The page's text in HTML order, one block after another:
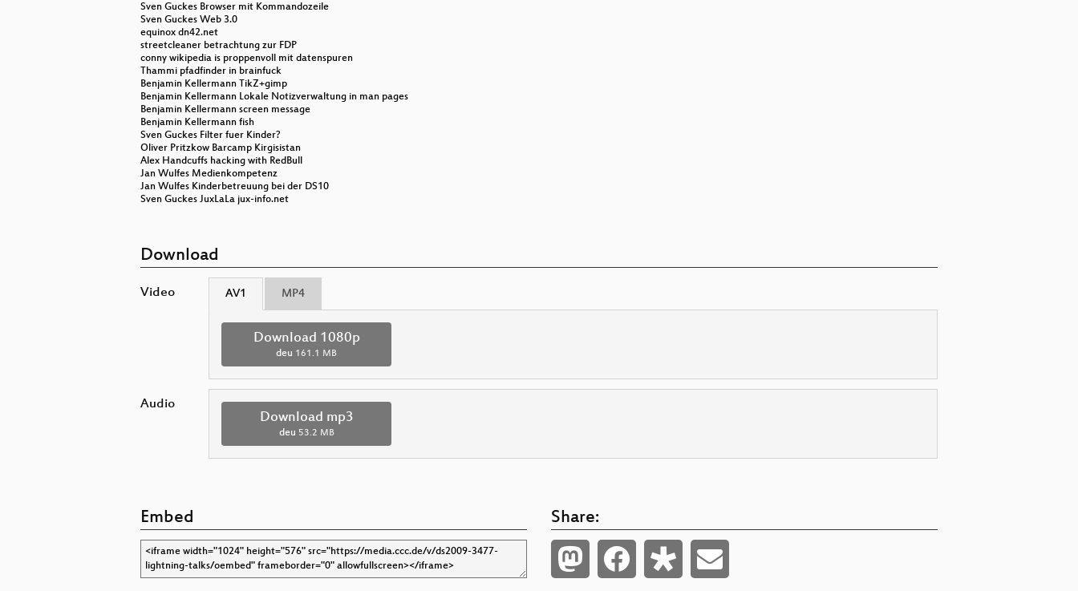
Sven Guckes Browser mit Kommandozeile
Sven Guckes Web 3.0
equinox dn42.net
streetcleaner betrachtung zur FDP
conny wikipedia is proppenvoll mit datenspuren
Thammi pfadfinder in brainfuck
Benjamin Kellermann TikZ+gimp
Benjamin Kellermann Lokale Notizverwaltung in man pages
Benjamin Kellermann screen message
Benjamin Kellermann fish
Sven Guckes Filter fuer Kinder?
Oliver Pritzkow Barcamp Kirgisistan
Alex Handcuffs hacking with RedBull
Jan Wulfes Medienkompetenz
Jan Wulfes Kinderbetreuung bei der DS10
Sven Guckes JuxLaLa jux-info.net
Download
Video AV1 MP4
Download 1080p
deu 161.1 MB
Audio
Download mp3
deu 53.2 MB
Embed Share: